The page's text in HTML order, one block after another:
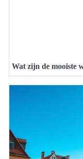
Wat zijn de mooiste